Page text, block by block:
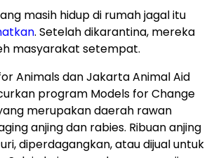
masih hidup di rumah jagal itu
. Setelah dikarantina, mereka
masyarakat setempat.
Animals dan Jakarta Animal Aid
program Models for Change
merupakan daerah rawan
anjing dan rabies. Ribuan anjing
diperdagangkan, atau dijual untuk